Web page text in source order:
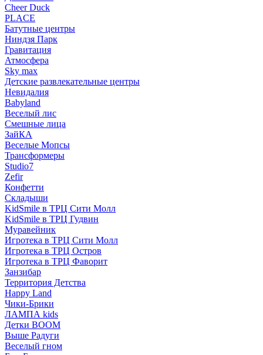
Cheer Duck
PLACE
Батутные центры
Ниндзя Парк
Гравитация
Атмосфера
Sky max
Детские развлекательные центры
Невидалия
Babyland
Веселый лис
Смешные лица
ЗайКА
Веселые Мопсы
Трансформеры
Studio7
Zefir
Конфетти
Складыши
KidSmile в ТРЦ Сити Молл
KidSmile в ТРЦ Гудвин
Муравейник
Игротека в ТРЦ Сити Молл
Игротека в ТРЦ Остров
Игротека в ТРЦ Фаворит
Занзибар
Территория Детства
Happy Land
Чики-Брики
ЛАМПА kids
Детки BOOM
Выше Радуги
Веселый гном